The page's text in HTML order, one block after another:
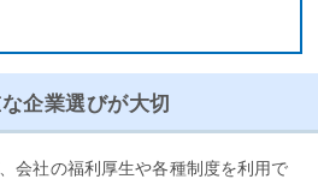
企業選びが大切
会社の福利厚生や各種制度を利用で